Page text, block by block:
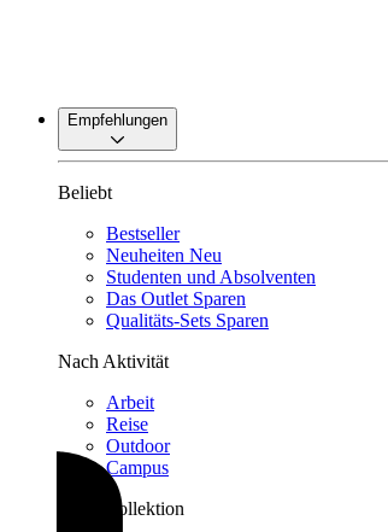
Empfehlungen
Beliebt
Bestseller
Neuheiten Neu
Studenten und Absolventen
Das Outlet Sparen
Qualitäts-Sets Sparen
Nach Aktivität
Arbeit
Reise
Outdoor
Campus
Nach Kollektion